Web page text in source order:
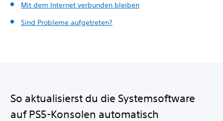
Mit dem Internet verbunden bleiben
Sind Probleme aufgetreten?
So aktualisierst du die Systemsoftware
auf PS5-Konsolen automatisch